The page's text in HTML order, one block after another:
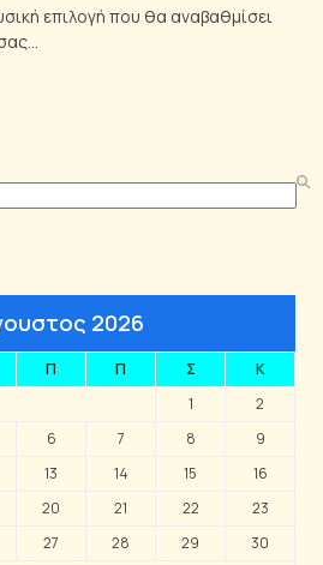
επιλογή που θα αναβαθμίσει
2026
Π Π Σ
Κ
1
2
6 7 8
9
13 14 15
16
20 21 22
23
27 28 29
30